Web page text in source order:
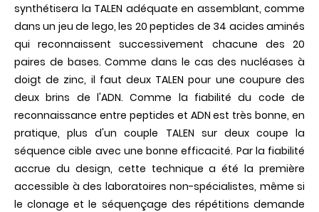
synthétisera la TALEN adéquate en assemblant, comme
dans un jeu de lego, les 20 peptides de 34 acides aminés
qui reconnaissent successivement chacune des 20
paires de bases. Comme dans le cas des nucléases à
doigt de zinc, il faut deux TALEN pour une coupure des
deux brins de l'ADN. Comme la fiabilité du code de
reconnaissance entre peptides et ADN est très bonne, en
pratique, plus d'un couple TALEN sur deux coupe la
séquence cible avec une bonne efficacité. Par la fiabilité
accrue du design, cette technique a été la première
accessible à des laboratoires non-spécialistes, même si
le clonage et le séquençage des répétitions demande